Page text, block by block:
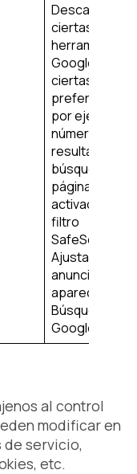
Descarga
ciertas
herramientas
Google y
ciertas
preferencias,
por ejemplo,
número de
resultados de
búsqueda por
página o la
activación del
filtro
SafeSearch.
Ajusta los
anuncios que
aparecen en
Búsqueda de
Google.
al control
modificar en
de servicio,
etc.